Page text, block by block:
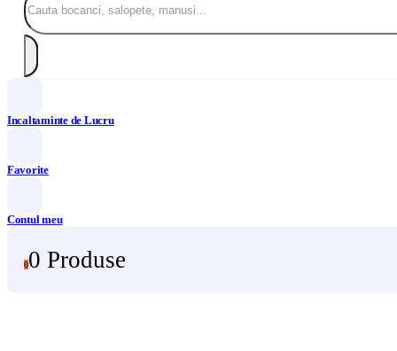
Incaltaminte de Lucru
Favorite
Contul meu
00 Produse